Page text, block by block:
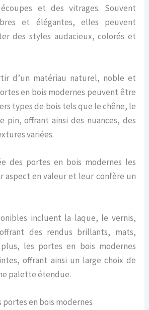
et des vitrages. Souvent
et élégantes, elles peuvent
des styles audacieux, colorés et
d’un matériau naturel, noble et
en bois modernes peuvent être
types de bois tels que le chêne, le
pin, offrant ainsi des nuances, des
variées.
des portes en bois modernes les
aspect en valeur et leur confère un
incluent la laque, le vernis,
des rendus brillants, mats,
les portes en bois modernes
offrant ainsi un large choix de
palette étendue.
portes en bois modernes